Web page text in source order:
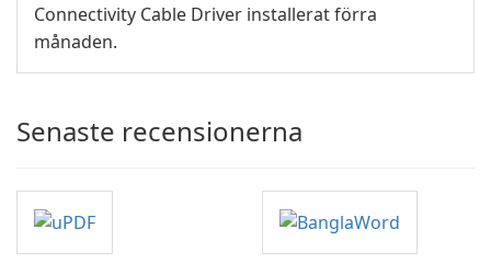
Connectivity Cable Driver installerat förra
månaden.
Senaste recensionerna